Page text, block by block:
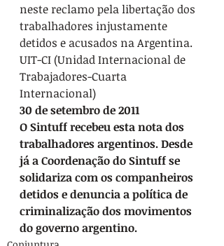
neste reclamo pela libertação dos
trabalhadores injustamente
detidos e acusados na Argentina.
UIT-CI (Unidad Internacional de
Trabajadores-Cuarta
Internacional)
30 de setembro de 2011
O Sintuff recebeu esta nota dos
trabalhadores argentinos. Desde
já a Coordenação do Sintuff se
solidariza com os companheiros
detidos e denuncia a política de
criminalização dos movimentos
do governo argentino.